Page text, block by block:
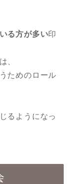
る方が多い印
、
ためのロール
るようになっ